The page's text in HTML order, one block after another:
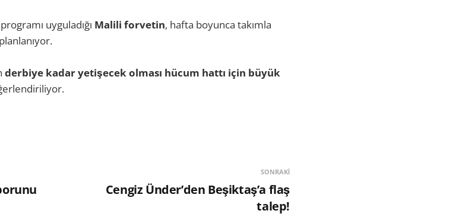
uyguladığı Malili forvetin, hafta boyunca takımla
derbiye kadar yetişecek olması hücum hattı için büyük
SONRAKI
Cengiz Ünder’den Beşiktaş’a flaş
talep!